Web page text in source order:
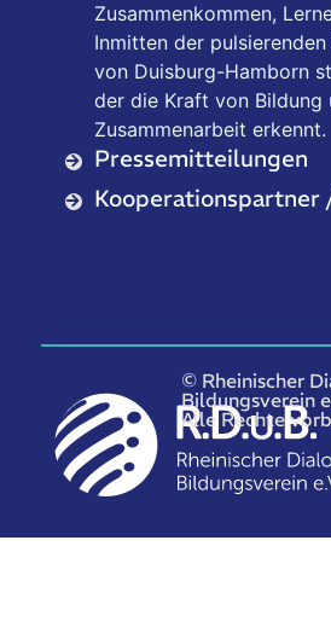
Zusammenkommen,
Inmitten der
von Duisburg-Hamborn
der die Kraft von Bildung
Zusammenarbeit erkennt.
Pressemitteilungen
Kooperationspartner
© Rheinischer
Bildungsverein
Alle Rechte